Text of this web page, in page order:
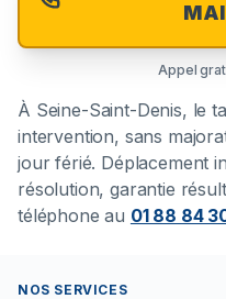
Appel
À Seine-Saint-Denis, le
intervention, sans
jour férié. Déplacement
résolution, garantie
téléphone au 01 88 84
NOS SERVICES